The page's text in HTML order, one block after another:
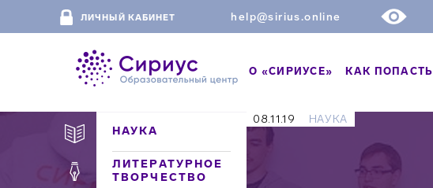
ЛИЧНЫЙ КАБИНЕТ help@sirius.online
О «СИРИУСЕ» КАК ПОПАСТЬ
НАУКА
ЛИТЕРАТУРНОЕ
ТВОРЧЕСТВО
08.11.19 НАУКА